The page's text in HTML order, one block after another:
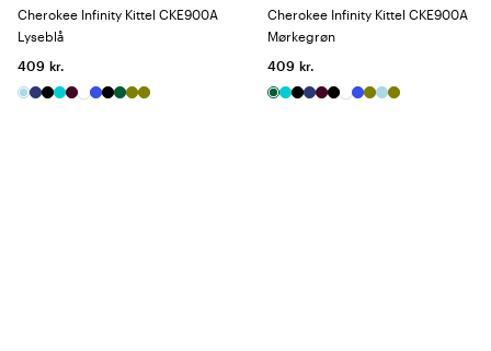
Cherokee Infinity Kittel CKE900A
Lyseblå
409 kr.
Cherokee Infinity Kittel CKE900A
Mørkegrøn
409 kr.